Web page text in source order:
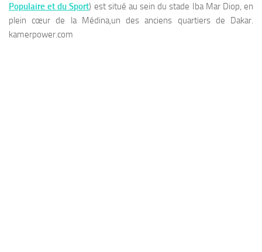
Populaire et du Sport) est situé au sein du stade Iba Mar Diop, en
plein cœur de la Médina,un des anciens quartiers de Dakar.
kamerpower.com